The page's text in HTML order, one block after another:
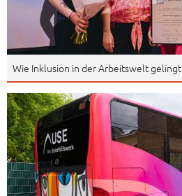
Wie Inklusion in der Arbeitswelt gelingt